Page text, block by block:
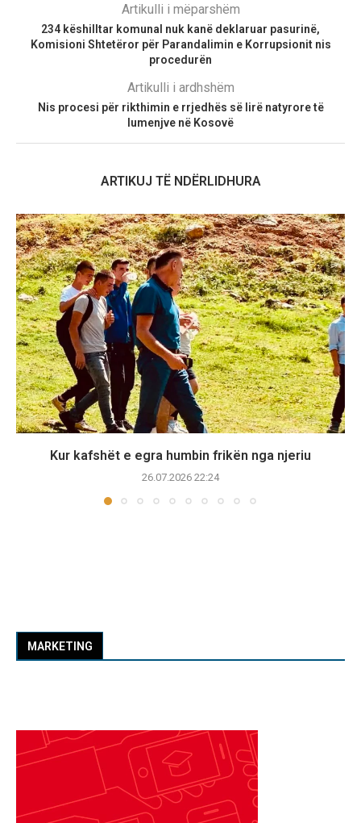
Artikulli i mëparshëm
234 këshilltar komunal nuk kanë deklaruar pasurinë,
Komisioni Shtetëror për Parandalimin e Korrupsionit nis
procedurën
Artikulli i ardhshëm
Nis procesi për rikthimin e rrjedhës së lirë natyrore të
lumenjve në Kosovë
ARTIKUJ TË NDËRLIDHURA
Kur kafshët e egra humbin frikën nga njeriu
26.07.2026 22:24
MARKETING